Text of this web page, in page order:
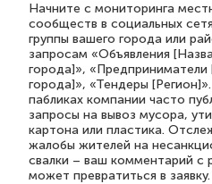
Начните с мониторинга
сообществ в социальных
группы вашего города или
запросам «Объявления
города]», «Предприниматели
города]», «Тендеры
пабликах компании часто
запросы на вывоз мусора,
картона или пластика.
жалобы жителей на
свалки – ваш комментарий с
может превратиться в заявку.